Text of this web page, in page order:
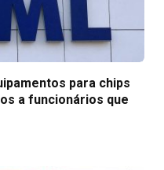
para chips
a funcionários que